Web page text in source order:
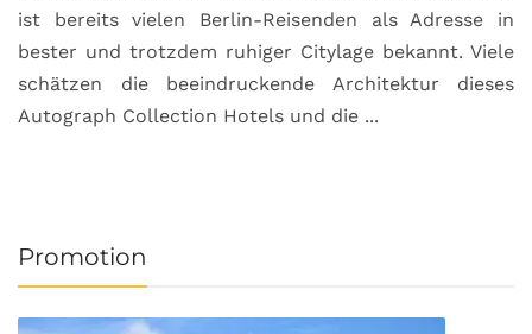
ist bereits vielen Berlin-Reisenden als Adresse in
bester und trotzdem ruhiger Citylage bekannt. Viele
schätzen die beeindruckende Architektur dieses
Autograph Collection Hotels und die ...
Promotion